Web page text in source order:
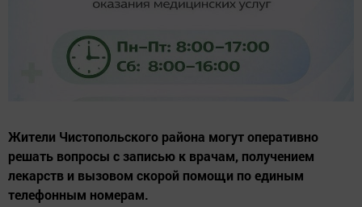
Жители Чистопольского района могут оперативно
решать вопросы с записью к врачам, получением
лекарств и вызовом скорой помощи по единым
телефонным номерам.